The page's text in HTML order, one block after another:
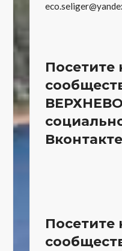
Посетите
Вконтакте
Посетите